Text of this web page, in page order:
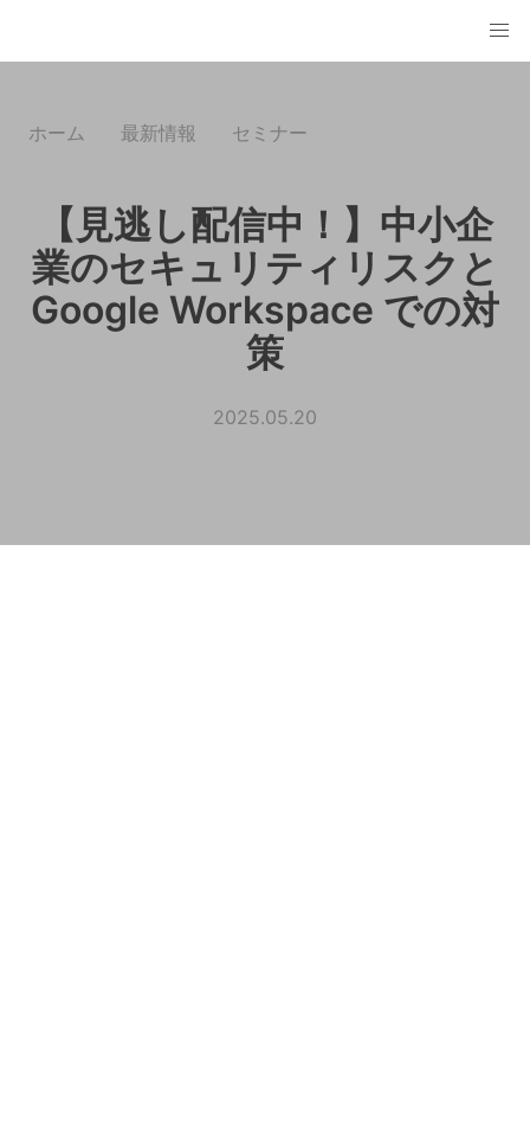
ホーム 最新情報 セミナー
【見逃し配信中！】中小企
業のセキュリティリスクと
Google Workspace での対
策
2025.05.20